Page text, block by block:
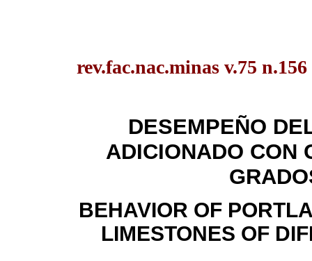
rev.fac.nac.minas v.75
DESEMPEÑO
ADICIONADO CON
BEHAVIOR OF
LIMESTONES OF